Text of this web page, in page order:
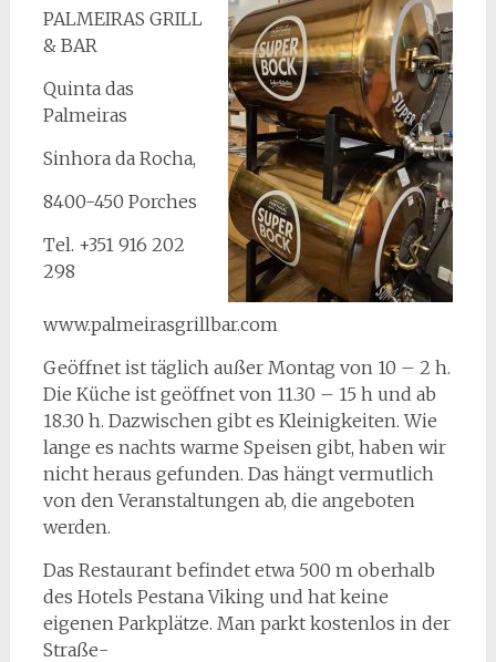
PALMEIRAS GRILL
& BAR
Quinta das
Palmeiras
Sinhora da Rocha,
8400-450 Porches
Tel. +351 916 202
298
www.palmeirasgrillbar.com
Geöffnet ist täglich außer Montag von 10 – 2 h.
Die Küche ist geöffnet von 11.30 – 15 h und ab
18.30 h. Dazwischen gibt es Kleinigkeiten. Wie
lange es nachts warme Speisen gibt, haben wir
nicht heraus gefunden. Das hängt vermutlich
von den Veranstaltungen ab, die angeboten
werden.
Das Restaurant befindet etwa 500 m oberhalb
des Hotels Pestana Viking und hat keine
eigenen Parkplätze. Man parkt kostenlos in der
Straße-